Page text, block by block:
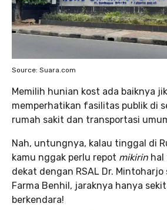
Source: Suara.com
Memilih hunian kost ada baiknya
memperhatikan fasilitas publik di
rumah sakit dan transportasi
Nah, untungnya, kalau tinggal di
kamu nggak perlu repot mikirin hal
dekat dengan RSAL Dr. Mintoharjo
Farma Benhil, jaraknya hanya
berkendara!